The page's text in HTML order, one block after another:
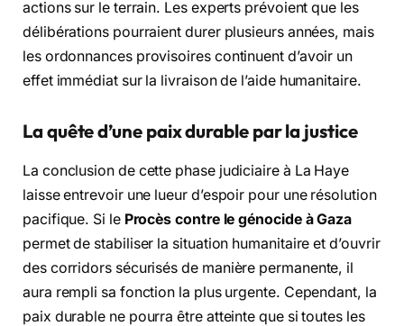
actions sur le terrain. Les experts prévoient que les
délibérations pourraient durer plusieurs années, mais
les ordonnances provisoires continuent d’avoir un
effet immédiat sur la livraison de l’aide humanitaire.
La quête d’une paix durable par la justice
La conclusion de cette phase judiciaire à La Haye
laisse entrevoir une lueur d’espoir pour une résolution
pacifique. Si le Procès contre le génocide à Gaza
permet de stabiliser la situation humanitaire et d’ouvrir
des corridors sécurisés de manière permanente, il
aura rempli sa fonction la plus urgente. Cependant, la
paix durable ne pourra être atteinte que si toutes les